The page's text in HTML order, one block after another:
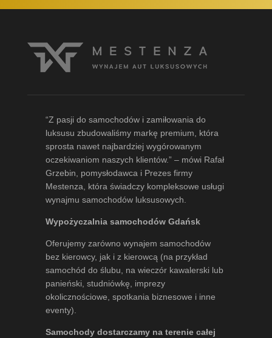
“Z pasji do samochodów i zamiłowania do
luksusu zbudowaliśmy markę premium, która
sprosta nawet najbardziej wygórowanym
oczekiwaniom naszych klientów.” – mówi Rafał
Grzebin, pomysłodawca i Prezes firmy
Mestenza, która świadczy kompleksowe usługi
wynajmu samochodów luksusowych.
Wypożyczalnia samochodów Gdańsk
Oferujemy zarówno wynajem samochodów
bez kierowcy, jak i z kierowcą (na przykład
samochód do ślubu, na wieczór kawalerski lub
panieński, studniówkę, imprezy
okolicznościowe, spotkania biznesowe i inne
eventy).
Samochody dostarczamy na terenie całej